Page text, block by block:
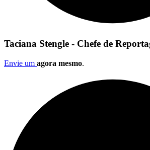
Taciana Stengle - Chefe de
Envie um agora mesmo.